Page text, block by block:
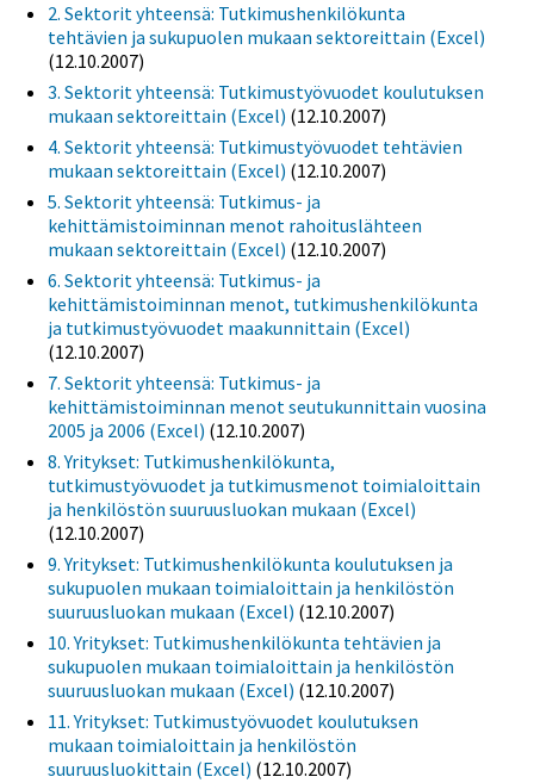
2. Sektorit yhteensä: Tutkimushenkilökunta
tehtävien ja sukupuolen mukaan sektoreittain (Excel)
(12.10.2007)
3. Sektorit yhteensä: Tutkimustyövuodet koulutuksen
mukaan sektoreittain (Excel) (12.10.2007)
4. Sektorit yhteensä: Tutkimustyövuodet tehtävien
mukaan sektoreittain (Excel) (12.10.2007)
5. Sektorit yhteensä: Tutkimus- ja
kehittämistoiminnan menot rahoituslähteen
mukaan sektoreittain (Excel) (12.10.2007)
6. Sektorit yhteensä: Tutkimus- ja
kehittämistoiminnan menot, tutkimushenkilökunta
ja tutkimustyövuodet maakunnittain (Excel)
(12.10.2007)
7. Sektorit yhteensä: Tutkimus- ja
kehittämistoiminnan menot seutukunnittain vuosina
2005 ja 2006 (Excel) (12.10.2007)
8. Yritykset: Tutkimushenkilökunta,
tutkimustyövuodet ja tutkimusmenot toimialoittain
ja henkilöstön suuruusluokan mukaan (Excel)
(12.10.2007)
9. Yritykset: Tutkimushenkilökunta koulutuksen ja
sukupuolen mukaan toimialoittain ja henkilöstön
suuruusluokan mukaan (Excel) (12.10.2007)
10. Yritykset: Tutkimushenkilökunta tehtävien ja
sukupuolen mukaan toimialoittain ja henkilöstön
suuruusluokan mukaan (Excel) (12.10.2007)
11. Yritykset: Tutkimustyövuodet koulutuksen
mukaan toimialoittain ja henkilöstön
suuruusluokittain (Excel) (12.10.2007)